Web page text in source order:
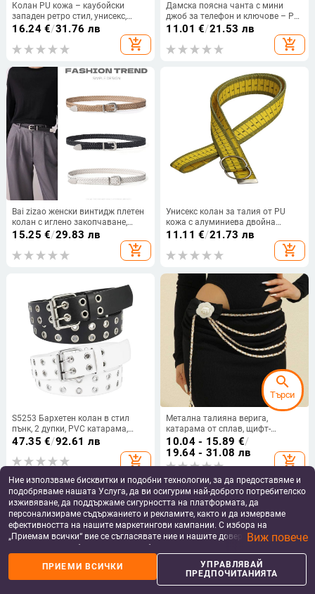
Колан PU кожа – каубойски
западен ретро стил, унисекс,
закопчаване: гладка катарама,
ширина: стандартна (2–4 см),
материал: PU кожа, катарама:
16.24€/31.76 лв
add_shopping_cart
Дамска поясна чанта с мини
джоб за телефон и ключове – PU
кожа, катарама от сплав,
закопчаване с пин-букле, стил All-
match / Fashion OL / Simple,
11.01 €/21.53 лв
add_shopping_cart
Bai zizao женски винтидж плетен
колан с иглено закопчаване,
обков от сплав, изкуствена кожа,
15.25 €/29.83 лв
add_shopping_cart
Унисекс колан за талия от PU
кожа с алуминиева двойна
пръстенова катарама, ширина 2–
11.11 €/21.73 лв
add_shopping_cart
S5253 Бархетен колан в стил
пънк, 2 дупки, PVC катарама,
ролкова закопчалка
47.35 €/92.61 лв
add_shopping_cart
Метална талияна верига,
катарама от сплав, щифт-
закопчване, тясна под 2 см,
пролет 2025
10.04 - 15.89 €/
19.64 - 31.08 лв
add_shopping_cart
Ние използваме бисквитки и подобни технологии, за да предоставяме и
подобряваме нашата Услуга, да ви осигурим най-доброто потребителско
изживяване, да поддържаме сигурността на платформата, да
персонализираме съдържанието и рекламите, както и да измерваме
ефективността на нашите маркетингови кампании. С избора на
„Приемам всички“ вие се съгласявате ние и нашите доверени партньори
да съхраняваме бисквитки и подобни технологии на вашето устройство
за рекламни и аналитични цели. Можете по всяко време да управлявате
своите предпочитания, като натиснете „Управлявай предпочитанията“.
За повече информация, моля, вижте нашата
Виж повече
ПРИЕМИ ВСИЧКИ
УПРАВЛЯВАЙ
ПРЕДПОЧИТАНИЯТА
search
Търси